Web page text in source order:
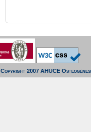
Copyright 2007 AHUCE